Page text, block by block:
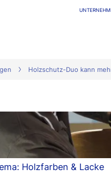
Holzschutz-Duo kann
Holzfarben & Lacke